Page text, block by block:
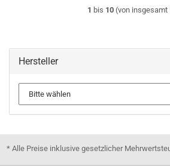
1 bis 10 (von insgesamt
Hersteller
* Alle Preise inklusive gesetzlicher